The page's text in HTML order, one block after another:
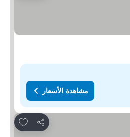
مشاهدة الأسعار
مشاركة
to favorites